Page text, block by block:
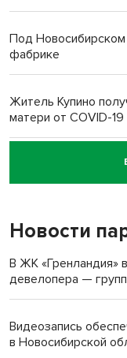
Под Новосибирском
фабрике
Житель Купино
матери от COVID-19
Новосибирский суд
пенсионерки на
Новости
В ЖК «Гренландия»
девелопера —
Видеозапись
в Новосибирской